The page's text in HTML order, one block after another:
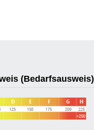
(Bedarfsausweis)